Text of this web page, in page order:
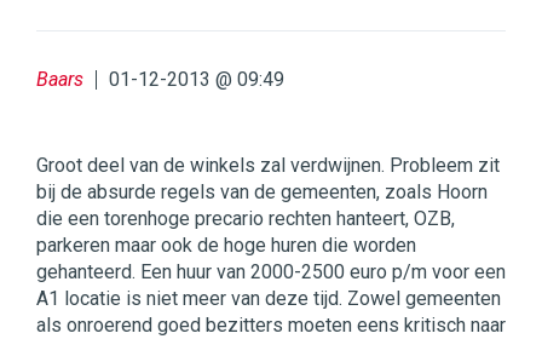
Baars 01-12-2013 @ 09:49
Groot deel van de winkels zal verdwijnen. Probleem zit
bij de absurde regels van de gemeenten, zoals Hoorn
die een torenhoge precario rechten hanteert, OZB,
parkeren maar ook de hoge huren die worden
gehanteerd. Een huur van 2000-2500 euro p/m voor een
A1 locatie is niet meer van deze tijd. Zowel gemeenten
als onroerend goed bezitters moeten eens kritisch naar